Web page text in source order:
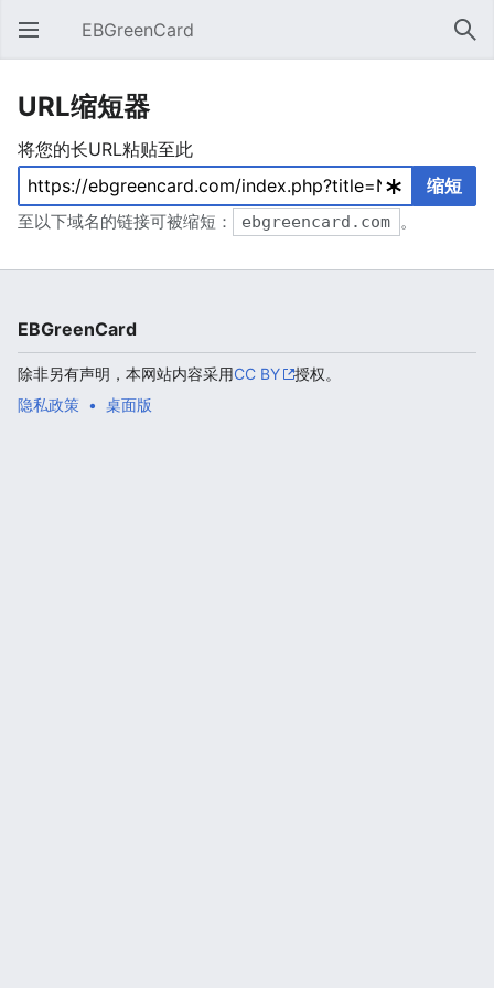
打开主菜单 EBGreenCard 搜索
URL缩短器
将您的长URL粘贴至此
缩短
至以下域名的链接可被缩短： ebgreencard.com 。
EBGreenCard
除非另有声明，本网站内容采用CC BY
授权。
隐私政策
桌面版